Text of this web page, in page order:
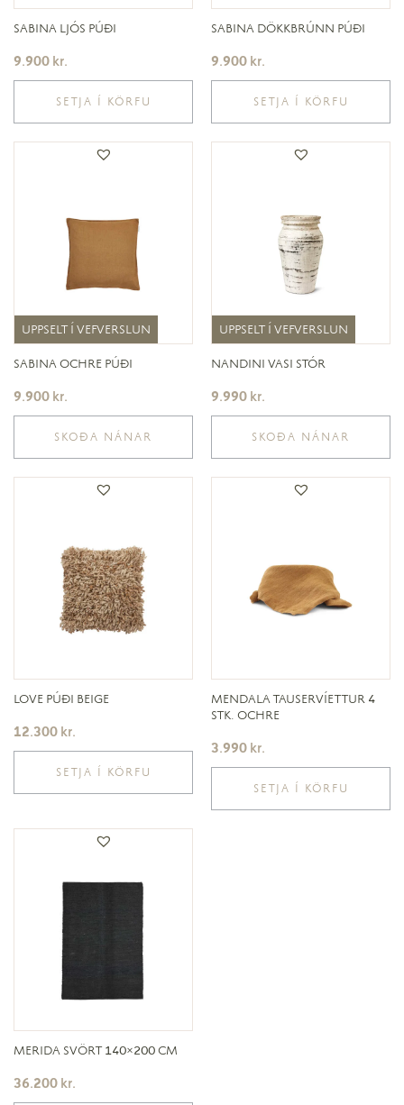
SABINA LJÓS PÚÐI
9.900 kr.
SETJA Í KÖRFU
SABINA DÖKKBRÚNN PÚÐI
9.900 kr.
SETJA Í KÖRFU
UPPSELT Í VEFVERSLUN
UPPSELT Í VEFVERSLUN
SABINA OCHRE PÚÐI
9.900 kr.
SKOÐA NÁNAR
UPPSELT Í VEFVERSLUN
UPPSELT Í VEFVERSLUN
NANDINI VASI STÓR
9.990 kr.
SKOÐA NÁNAR
LOVE PÚÐI BEIGE
12.300 kr.
SETJA Í KÖRFU
MENDALA TAUSERVÍETTUR 4
STK. OCHRE
3.990 kr.
SETJA Í KÖRFU
MERIDA SVÖRT 140×200 CM
36.200 kr.